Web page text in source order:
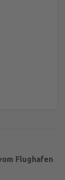
Flughafen